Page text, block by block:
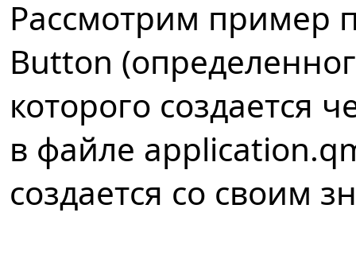
Рассмотрим пример
Button
которого создается
в файле
создается со своим